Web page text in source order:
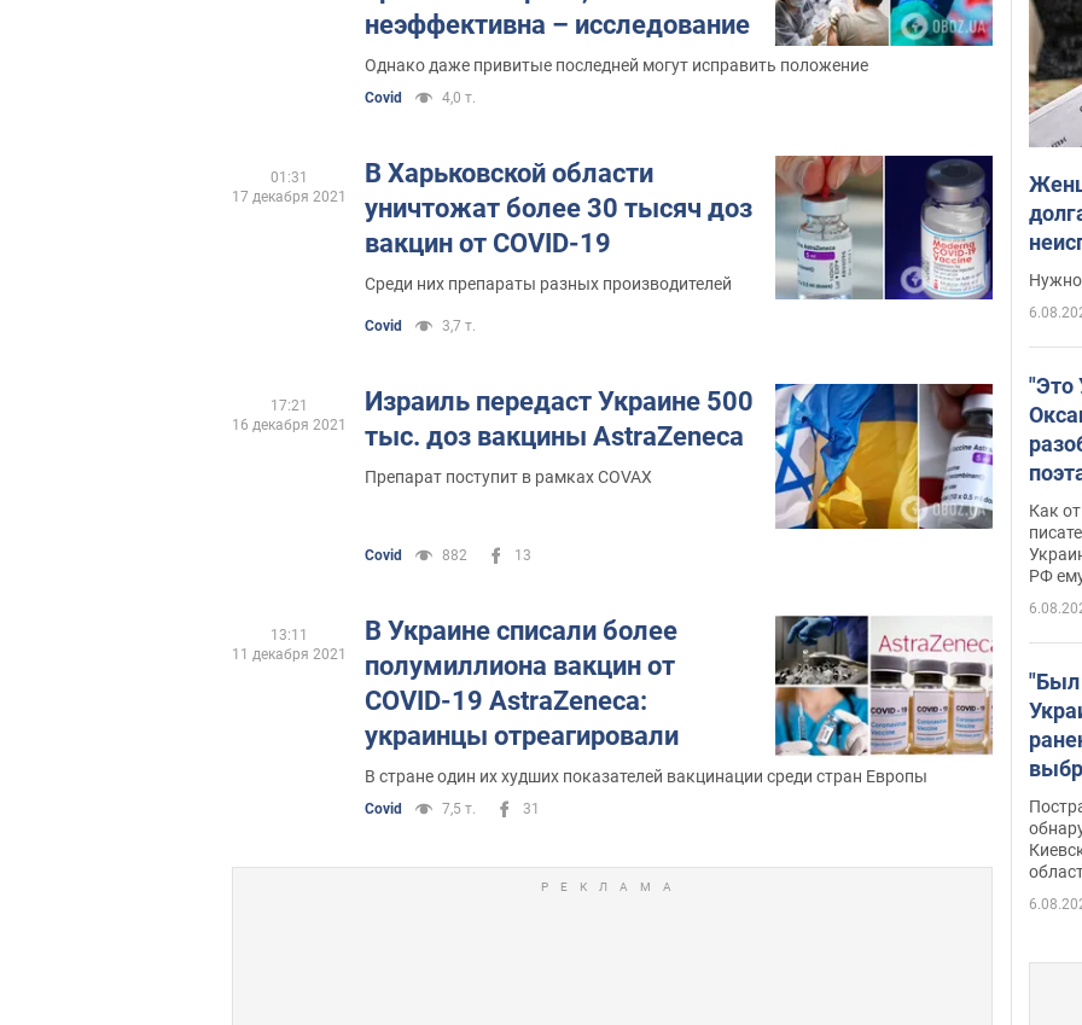
неэффективна – исследование
Однако даже привитые последней могут исправить положение
Covid 4,0 т.
В Харьковской области
уничтожат более 30 тысяч доз
вакцин от COVID-19
Среди них препараты разных производителей
Covid 3,7 т.
01:31
17 декабря 2021
Израиль передаст Украине 500
тыс. доз вакцины AstraZeneca
Препарат поступит в рамках COVAX
Covid 882 13
17:21
16 декабря 2021
В Украине списали более
полумиллиона вакцин от
COVID-19 AstraZeneca:
украинцы отреагировали
В стране один их худших показателей вакцинации среди стран Европы
Covid 7,5 т. 31
13:11
11 декабря 2021
Нужно
"Это
даже
а
Как
РФ
"Был
Фото